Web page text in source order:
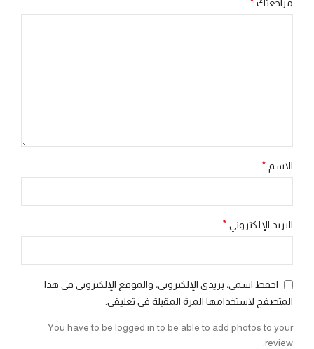
مراجعتك *
الاسم *
البريد الإلكتروني *
احفظ اسمي، بريدي الإلكتروني، والموقع الإلكتروني في هذا
المتصفح لاستخدامها المرة المقبلة في تعليقي.
You have to be logged in to be able to add photos to your
review.